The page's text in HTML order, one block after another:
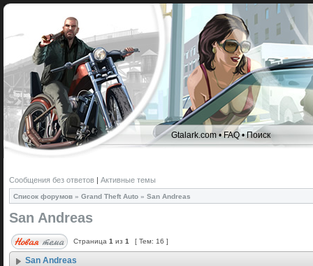
Gtalark.com •FAQ•Поиск
Сообщения без ответов | Активные темы
Список форумов » Grand Theft Auto » San Andreas
San Andreas
Страница 1 из 1 [ Тем: 16 ]
San Andreas